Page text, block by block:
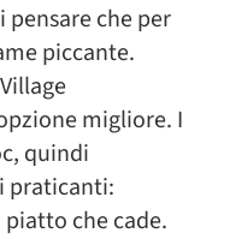
che per
piccante.
migliore. I
quindi
praticanti:
che cade.